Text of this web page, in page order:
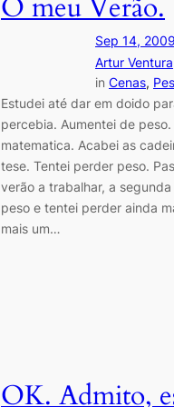
O meu Verão.
Sep 14, 2009
Artur Ventura
in Cenas,
Estudei até dar em doido
percebia. Aumentei de
matematica. Acabei as
tese. Tentei perder peso.
verão a trabalhar, a
peso e tentei perder ainda
mais um…
OK. Admito,